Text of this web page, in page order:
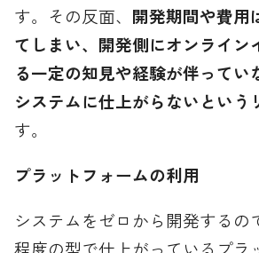
す。その反面、 開発期間や費用
てしまい、開発側にオンライン
る一定の知見や経験が伴ってい
システムに仕上がらないという
す。
プラットフォームの利用
システムをゼロから開発するの
程度の型で仕上がっているプラ